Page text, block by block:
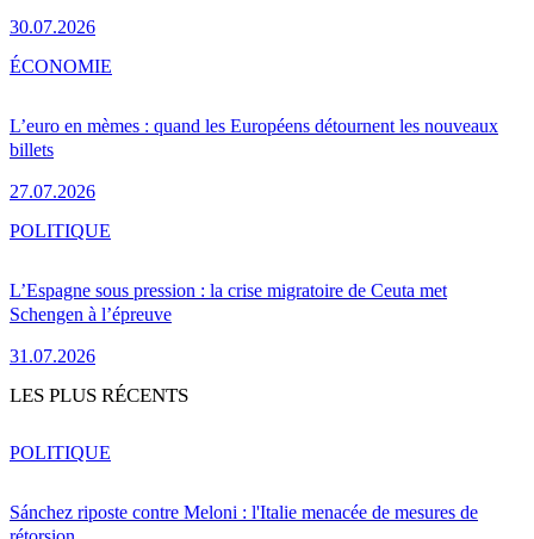
30.07.2026
L’euro en mèmes : quand les Européens détournent les nouveaux
billets
27.07.2026
ÉCONOMIE
L’Espagne sous pression : la crise migratoire de Ceuta met
Schengen à l’épreuve
31.07.2026
POLITIQUE
LES PLUS RÉCENTS
Sánchez riposte contre Meloni : l'Italie menacée de mesures de
POLITIQUE